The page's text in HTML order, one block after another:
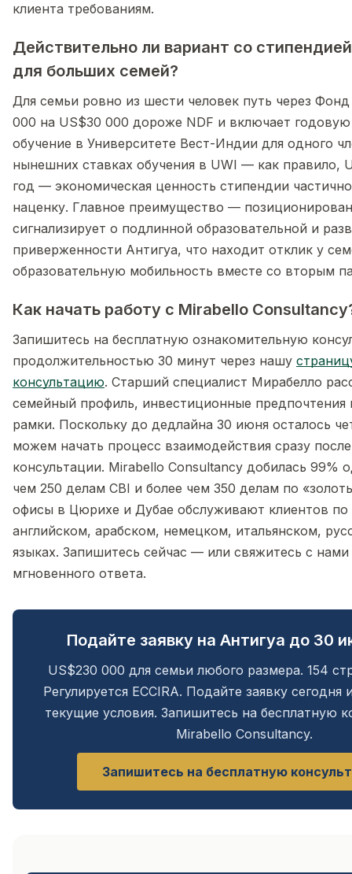
клиента требованиям.
Действительно ли вариант со
для больших семей?
Для семьи ровно из шести человек путь через
000 на US$30 000 дороже NDF и включает
обучение в Университете Вест-Индии для одного
нынешних ставках обучения в UWI — как правило,
год — экономическая ценность стипендии
наценку. Главное преимущество —
сигнализирует о подлинной образовательной и
приверженности Антигуа, что находит отклик у
образовательную мобильность вместе со вторым
Как начать работу с Mirabello
Запишитесь на бесплатную ознакомительную
продолжительностью 30 минут через нашу
консультацию. Старший специалист Мирабелло
семейный профиль, инвестиционные предпочтения
рамки. Поскольку до дедлайна 30 июня осталось
можем начать процесс взаимодействия сразу
консультации. Mirabello Consultancy добилась 99%
чем 250 делам CBI и более чем 350 делам по
офисы в Цюрихе и Дубае обслуживают клиентов по
английском, арабском, немецком, итальянском,
языках. Запишитесь сейчас — или свяжитесь с нами
мгновенного ответа.
Подайте заявку на Антигуа до 30
US$230 000 для семьи любого размера. 154
Регулируется ECCIRA. Подайте заявку сегодня
текущие условия. Запишитесь на бесплатную
Mirabello Consultancy.
Запишитесь на бесплатную